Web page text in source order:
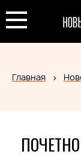
Главная